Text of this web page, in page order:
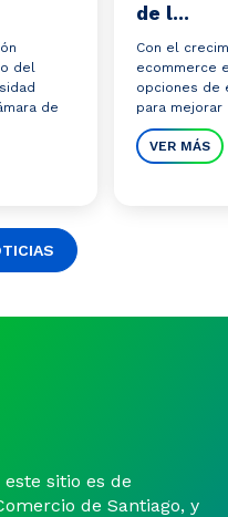
del
de
de l...
Con el
ecommerce
opciones de
para mejorar
VER MÁS
sitio es de
de Santiago, y